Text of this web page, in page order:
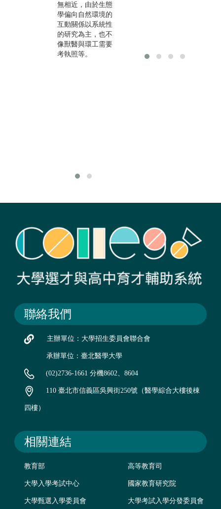
無相近，由於生態
學偏向自然環境的
互動關係以系統性
的研究為主，也不
像獸醫與環工需要
考執照等。
（如環境工程顧問
聯絡我們
主辦單位：大學招生委員會聯合會
承辦單位：臺北醫學大學
(02)2736-1661 分機8602、8604
110 臺北市信義區吳興街250號（醫學綜合大樓後棟
四樓）
相關連結
教育部 高等教育司
大學入學考試中心 國家教育研究院
大學甄選入學委員會 大學考試入學分發委員會